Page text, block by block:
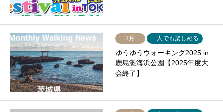
3月 一人でも楽しめる
ゆうゆうウォーキング2025 in
鹿島灘海浜公園【2025年度大
会終了】